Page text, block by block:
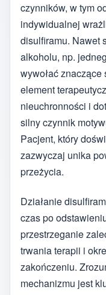
czynników, w tym
indywidualnej
disulfiramu. Nawet
alkoholu, np.
wywołać
element
nieuchronności i
silny czynnik
Pacjent, który
zazwyczaj unika
przeżycia.
Działanie
czas po
przestrzeganie
trwania terapii i
zakończeniu.
mechanizmu jest